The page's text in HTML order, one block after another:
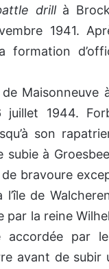
drillà
1941.
Maisonneuve
juillet 1944.
son
subie à
bravoure
de
la reine
par
avant de subir